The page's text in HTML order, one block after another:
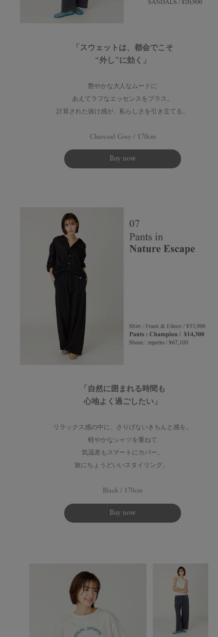
「スウェットは、都会でこそ
“外し”に効く」
艶やかな大人なムードに
あえてラフなエッセンスをプラス。
計算された抜け感が、私らしさを引き立てる。
Charcoal Gray / 170cm
Buy now
「自然に囲まれる時間も
心地よく過ごしたい」
リラックス感の中に、さりげないきちんと感を。
軽やかなシャツを重ねて
気温差もスマートにカバー。
旅にちょうどいいスタイリング。
Black / 170cm
Buy now